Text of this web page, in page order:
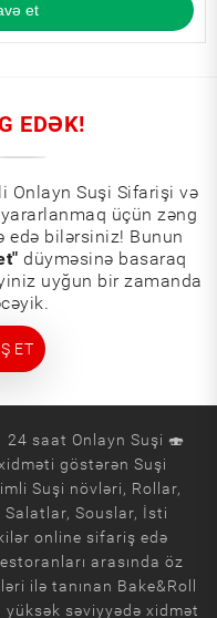
et
EDƏK!
Onlayn Suşi Sifarişi və
üçün zəng
bilərsiniz! Bunun
düyməsinə basaraq
uyğun bir zamanda
ET
24 saat Onlayn Suşi 🍣
göstərən Suşi
Suşi növləri, Rollar,
Salatlar, Souslar, İsti
online sifariş edə
arasında öz
ilə tanınan Bake&Roll
yüksək səviyyədə xidmət